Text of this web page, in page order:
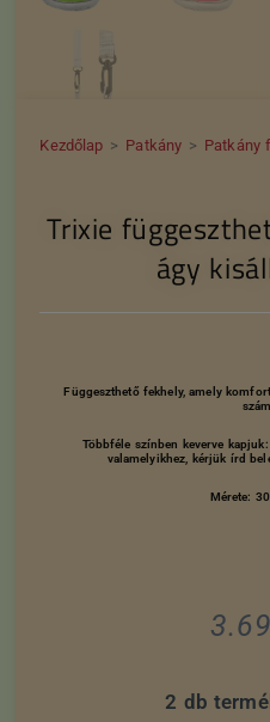
Kezdőlap > Patkány > Patkány
Trixie
ágy
Függeszthető fekhely, amely
Többféle színben keverve
valamelyikhez, kérjük írd
Mérete:
2 db